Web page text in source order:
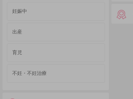
妊娠中
出産
育児
不妊・不妊治療